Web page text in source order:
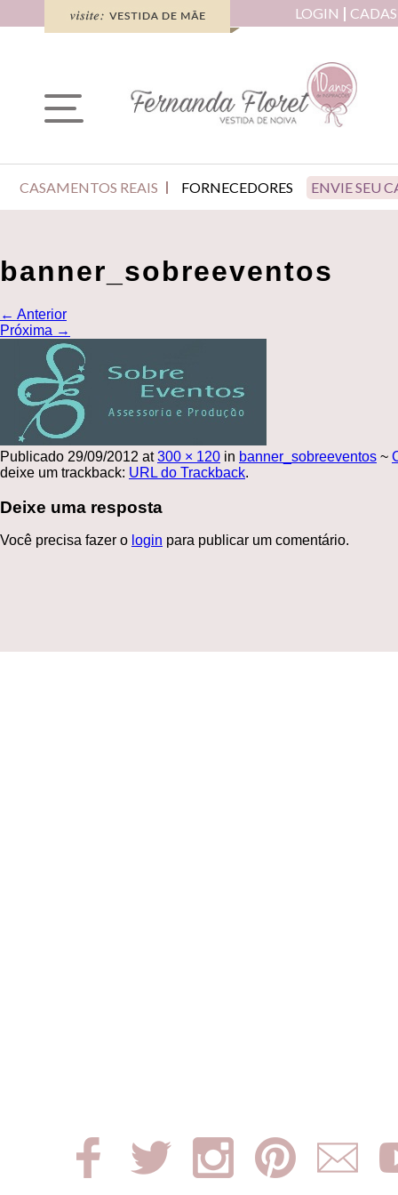
LOGIN
CASAMENTOS REAIS FORNECEDORES ENVIE SEU
banner_sobreeventos
← Anterior
Próxima →
Publicado 29/09/2012 at300 × 120 in banner_sobreeventos ~
deixe um trackback: URL do Trackback.
Deixe uma resposta
Você precisa fazer o login para publicar um comentário.